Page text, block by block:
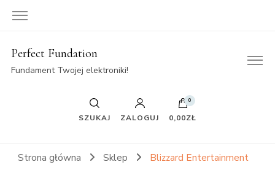
Perfect Fundation
Fundament Twojej elektroniki!
SZUKAJ ZALOGUJ
0
0,00ZŁ
Strona główna Sklep Blizzard Entertainment